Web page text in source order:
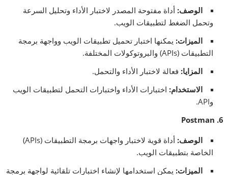
الوصف: أداة مفتوحة المصدر لاختبار الأداء وتحليل السرعة
وتحمل الضغط لتطبيقات الويب.
الميزات: يمكنها اختبار تحميل تطبيقات الويب وواجهة برمجة
التطبيقات (APIs) والبروتوكولات المختلفة.
المزايا: فعالة لاختبار الأداء والتحمل.
الاستخدام: اختبارات الأداء واختبارات التحمل لتطبيقات الويب
وAPI.
6. Postman
الوصف:
أداة قوية لاختبار واجهات برمجة التطبيقات (APIs)
الخاصة بتطبيقات الويب.
الميزات: يمكن استخدامها لإنشاء اختبارات تلقائية لواجهة برمجة